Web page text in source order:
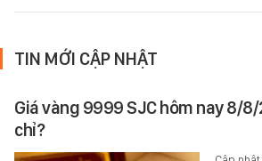
TIN MỚI CẬP NHẬT
Giá vàng 9999 SJC hôm nay 8/
chỉ?